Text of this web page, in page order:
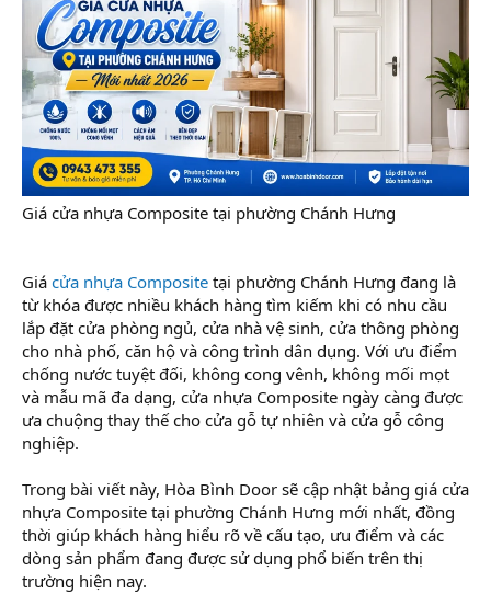
Giá cửa nhựa Composite tại phường Chánh Hưng
Giá cửa nhựa Composite tại phường Chánh Hưng đang là
từ khóa được nhiều khách hàng tìm kiếm khi có nhu cầu
lắp đặt cửa phòng ngủ, cửa nhà vệ sinh, cửa thông phòng
cho nhà phố, căn hộ và công trình dân dụng. Với ưu điểm
chống nước tuyệt đối, không cong vênh, không mối mọt
và mẫu mã đa dạng, cửa nhựa Composite ngày càng được
ưa chuộng thay thế cho cửa gỗ tự nhiên và cửa gỗ công
nghiệp.
Trong bài viết này, Hòa Bình Door sẽ cập nhật bảng giá cửa
nhựa Composite tại phường Chánh Hưng mới nhất, đồng
thời giúp khách hàng hiểu rõ về cấu tạo, ưu điểm và các
dòng sản phẩm đang được sử dụng phổ biến trên thị
trường hiện nay.